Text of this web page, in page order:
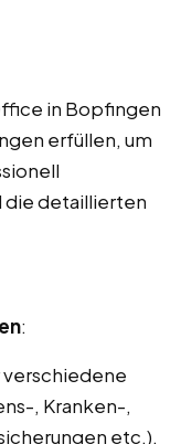
in Bopfingen
erfüllen, um
die detaillierten
:
verschiedene
, Kranken-,
etc.).